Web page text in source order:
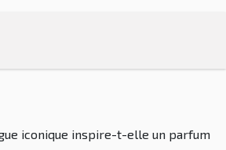
iconique inspire-t-elle un parfum